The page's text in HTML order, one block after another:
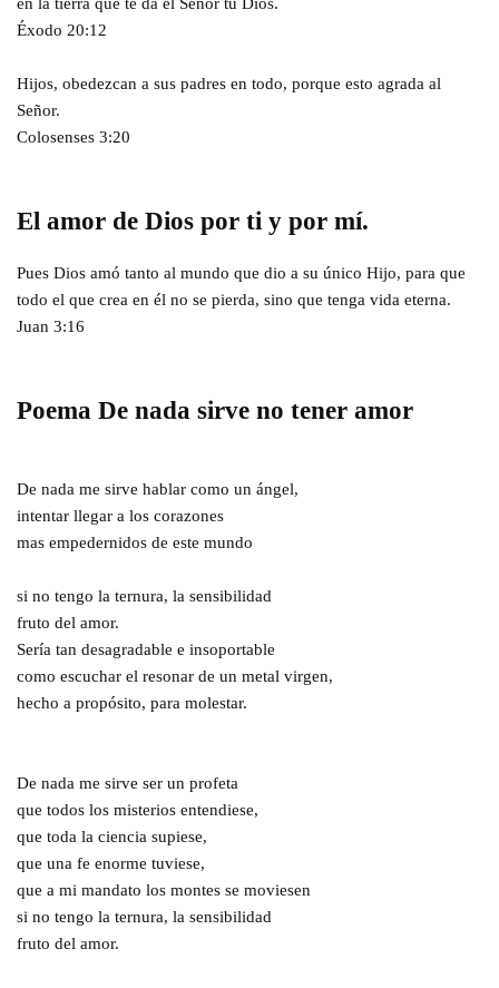
en la tierra que te da el Señor tu Dios.
Éxodo 20:12
Hijos, obedezcan a sus padres en todo, porque esto agrada al
Señor.
Colosenses 3:20
El amor de Dios por ti y por mí.
Pues Dios amó tanto al mundo que dio a su único Hijo, para que
todo el que crea en él no se pierda, sino que tenga vida eterna.
Juan 3:16
Poema De nada sirve no tener amor
De nada me sirve hablar como un ángel,
intentar llegar a los corazones
mas empedernidos de este mundo
si no tengo la ternura, la sensibilidad
fruto del amor.
Sería tan desagradable e insoportable
como escuchar el resonar de un metal virgen,
hecho a propósito, para molestar.
De nada me sirve ser un profeta
que todos los misterios entendiese,
que toda la ciencia supiese,
que una fe enorme tuviese,
que a mi mandato los montes se moviesen
si no tengo la ternura, la sensibilidad
fruto del amor.